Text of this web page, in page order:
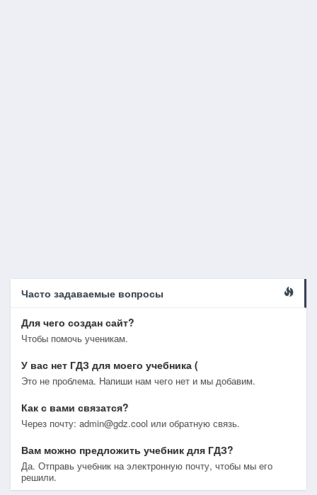
Часто задаваемые вопросы
Для чего создан сайт?
Чтобы помочь ученикам.
У вас нет ГДЗ для моего учебника (
Это не проблема. Напиши нам чего нет и мы добавим.
Как с вами связатся?
Через почту: admin@gdz.cool или обратную связь.
Вам можно предложить учебник для ГДЗ?
Да. Отправь учебник на электронную почту, чтобы мы его
решили.